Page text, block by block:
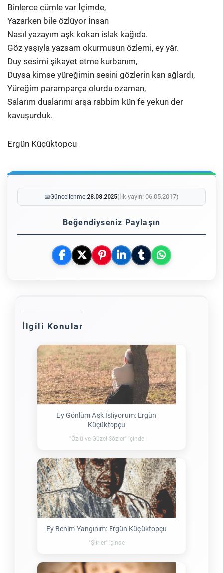
Binlerce cümle var İçimde,
Yazarken bile özlüyor İnsan
Nasıl yazayım aşk kokan islak kağıda.
Göz yaşıyla yazsam okurmusun özlemi, ey yâr.
Duy sesimi şikayet etme kurbanım,
Duysa kimse yüreğimin sesini gözlerin kan ağlardı,
Yüreğim paramparça olurdu ozaman,
Salarım dualarımı arşa rabbim kün fe yekun der
kavuşurduk.
Ergün Küçüktopcu
📅Güncellenme:28.08.2025(İlk yayın: 06.05.2017)
Beğendiyseniz Paylaşın
İlgili Konular
Ey Gönlüm Aşk İstiyorum: Ergün
Küçüktopçu
"Özlü ve Güzel Sözler" içinde
Ey Benim Yangınım: Ergün Küçüktopçu
"Şiirler" içinde